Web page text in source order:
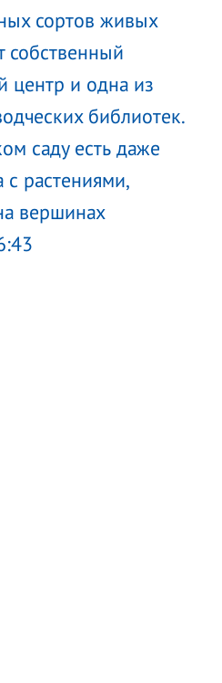
сортов живых
собственный
центр и одна из
библиотек.
саду есть даже
с растениями,
вершинах